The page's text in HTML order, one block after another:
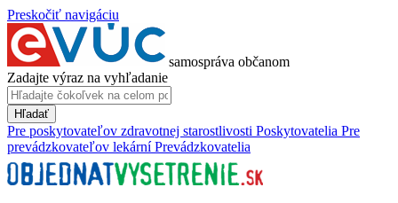
Preskočiť navigáciu
samospráva občanom
Zadajte výraz na vyhľadanie
Hľadať
Pre poskytovateľov zdravotnej starostlivosti Poskytovatelia Pre
prevádzkovateľov lekární Prevádzkovatelia